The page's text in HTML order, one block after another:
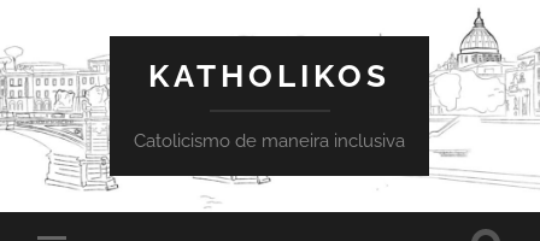
KATHOLIKOS
Catolicismo de maneira inclusiva